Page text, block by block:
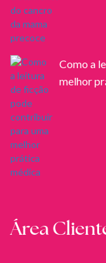
Como a
melhor
Área